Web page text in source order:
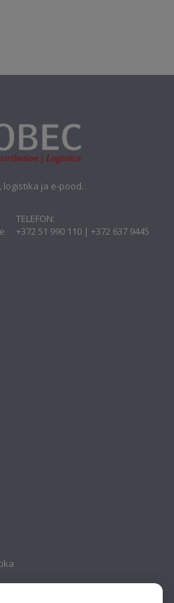
ja e-pood.
TELEFON:
+372 51 990 110 | +372 637 9445